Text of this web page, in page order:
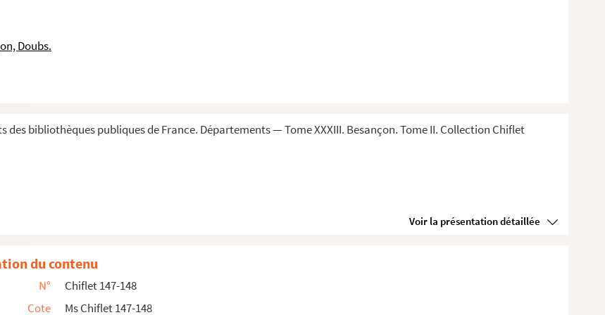
Doubs.
des bibliothèques publiques de France. Départements — Tome XXXIII. Besançon. Tome II. Collection Chiflet
Voir la présentation détaillée
l'abbé de Saint-Vincent de Besançon da...
éphémères fondés à Besançon par le ch...
des commanderies du Temple et de Sain...
vertu d'indults apostoliques ou du dr...
P. Dominique Vernerey, inquisiteur, ...
en caractères gothiques, avec...
du jubilé d'avènement du pape Grégoire ...
reclus ayant qualité de pénitencier (164...
du contenu
N°
Chiflet 147-148
Cote
Ms Chiflet 147-148